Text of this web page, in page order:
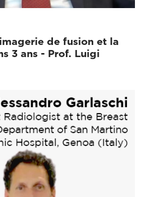
de fusion et la
3 ans - Prof. Luigi